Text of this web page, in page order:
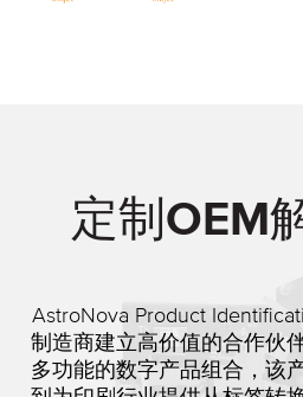
定制OEM
AstroNova Product
制造商建立高价值的合作伙
多功能的数字产品组合，该